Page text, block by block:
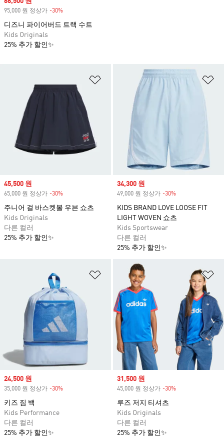
위시리스트 담기
Sale price
45,500 원
65,000 원 정상가 -30%
주니어 걸 바스켓볼 우븐 쇼츠
Kids Originals
다른 컬러
25% 추가 할인✨
Sale price
34,300 원
49,000 원 정상가 -30%
KIDS BRAND LOVE LOOSE FIT
LIGHT WOVEN 쇼츠
Kids Sportswear
다른 컬러
25% 추가 할인✨
위시리스트 담기
Sale price
24,500 원
35,000 원 정상가 -30%
키즈 짐 백
Kids Performance
다른 컬러
25% 추가 할인✨
Sale price
31,500 원
45,000 원 정상가 -30%
루즈 저지 티셔츠
Kids Originals
다른 컬러
25% 추가 할인✨
95,000 원 정상가 -30%
디즈니 파이어버드 트랙 수트
Kids Originals
25% 추가 할인✨